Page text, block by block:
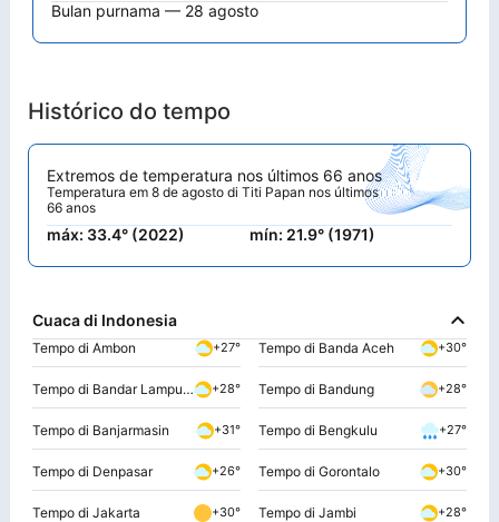
Bulan purnama — 28 agosto
Histórico do tempo
Extremos de temperatura nos últimos 66 anos
Temperatura em 8 de agosto di Titi Papan nos últimos
66 anos
máx: 33.4° (2022) mín: 21.9° (1971)
Cuaca di Indonesia
Tempo di Ambon +27° Tempo di Banda Aceh +30°
Tempo di Bandar Lampung +28° Tempo di Bandung +28°
Tempo di Banjarmasin +31° Tempo di Bengkulu +27°
Tempo di Denpasar +26° Tempo di Gorontalo +30°
Tempo di Jakarta +30° Tempo di Jambi +28°